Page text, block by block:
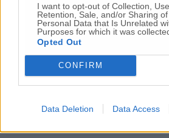
I want to opt-out of Collection, Use,
Retention, Sale, and/or Sharing
Personal Data that Is Unrelated
Purposes for which it was
Opted Out
CONFIRM
Data Deletion Data Access
Commenta
Gli articoli più letti
24 Lug-Bimbi costretti a colpirsi
-Luigia Fortunato,